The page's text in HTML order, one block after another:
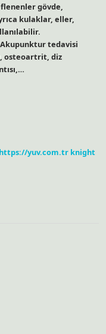
gövde,
kulaklar, eller,
tedavisi
osteoartrit, diz
https://yuv.com.tr knight